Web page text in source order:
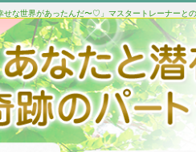
な世界があったんだ〜♡」マスタートレーナーと